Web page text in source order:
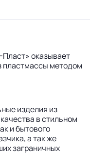
оказывает
пластмассы методом
изделия из
в стильном
и бытового
а так же
заграничных